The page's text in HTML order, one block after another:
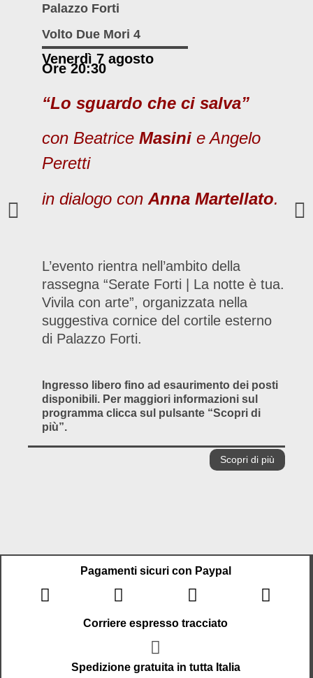
Palazzo Forti
Volto Due Mori 4
Venerdì 7 agosto
Ore 20:30
“Lo sguardo che ci salva”
con Beatrice Masini e Angelo
Peretti
in dialogo con Anna Martellato.
L’evento rientra nell’ambito della
rassegna “Serate Forti | La notte è tua.
Vivila con arte”, organizzata nella
suggestiva cornice del cortile esterno
di Palazzo Forti.
Ingresso libero fino ad esaurimento dei posti
disponibili. Per maggiori informazioni sul
programma clicca sul pulsante “Scopri di
più”.
Scopri di più
Pagamenti sicuri con Paypal
Corriere espresso tracciato
Spedizione gratuita in tutta Italia